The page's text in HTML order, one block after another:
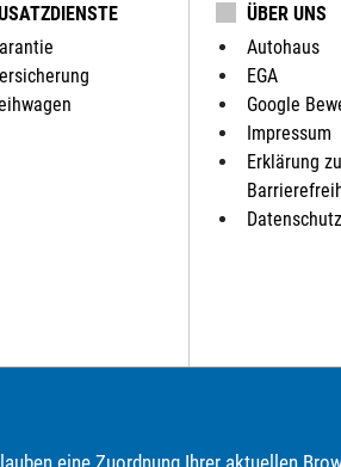
eine Zuordnung Ihrer aktuellen
ÜBER UNS
Autohaus
EGA
Google
Impressum
Erklärung